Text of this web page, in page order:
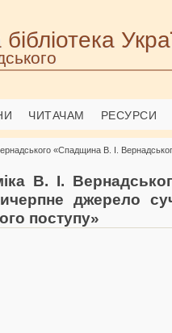
ЧИТАЧАМ РЕСУРСИ
«Спадщина В. І.
В. І.
джерело
поступу»